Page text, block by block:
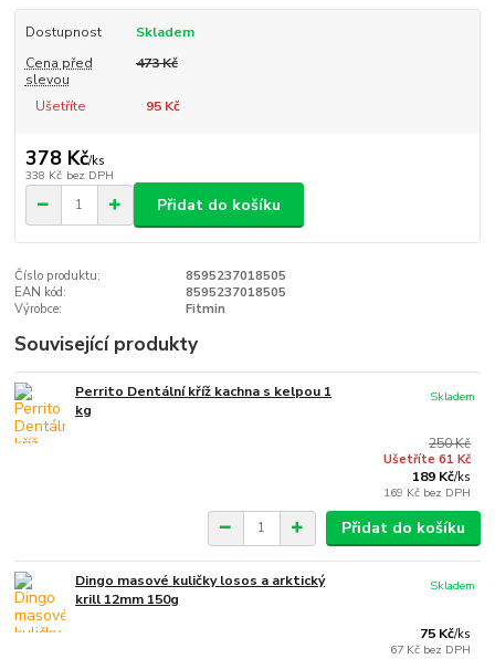
Dostupnost
Skladem
Cena před
slevou
473 Kč
Ušetříte 95 Kč
378 Kč/ks
338 Kč bez DPH
Přidat do košíku
Číslo produktu:
8595237018505
EAN kód:
8595237018505
Výrobce:
Fitmin
Související produkty
Perrito Dentální kříž kachna s kelpou 1
kg
250 Kč
Ušetříte 61 Kč
189 Kč/ks
169 Kč bez DPH
Skladem
Přidat do košíku
Dingo masové kuličky losos a arktický
krill 12mm 150g
75 Kč/ks
67 Kč bez DPH
Skladem